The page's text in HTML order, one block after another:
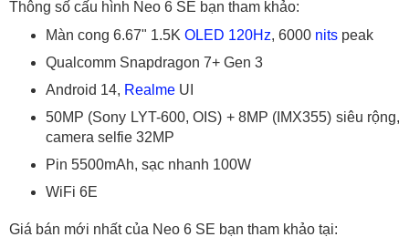
Thông số cấu hình Neo 6 SE bạn tham khảo:
Màn cong 6.67" 1.5K OLED 120Hz, 6000 nits peak
Qualcomm Snapdragon 7+ Gen 3
Android 14, Realme UI
50MP (Sony LYT-600, OIS) + 8MP (IMX355) siêu rộng,
camera selfie 32MP
Pin 5500mAh, sạc nhanh 100W
WiFi 6E
Giá bán mới nhất của Neo 6 SE bạn tham khảo tại: